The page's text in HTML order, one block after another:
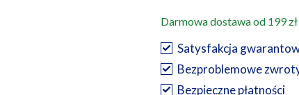
nożyce
do
kabli
Darmowa dostawa od 199 zł
Satysfakcja
Bezproblemowe
Bezpieczne płatności